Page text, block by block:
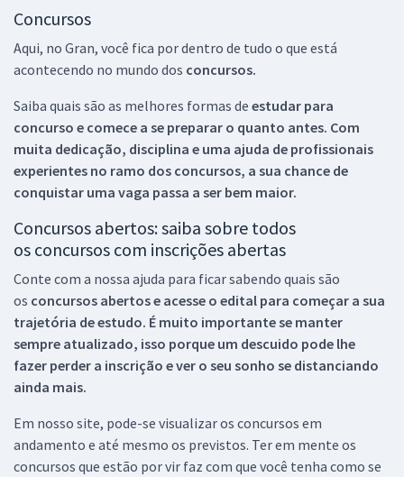
Concursos
Aqui, no Gran, você fica por dentro de tudo o que está
acontecendo no mundo dos concursos.
Saiba quais são as melhores formas de estudar para
concurso e comece a se preparar o quanto antes. Com
muita dedicação, disciplina e uma ajuda de profissionais
experientes no ramo dos concursos, a sua chance de
conquistar uma vaga passa a ser bem maior.
Concursos abertos: saiba sobre todos
os concursos com inscrições abertas
Conte com a nossa ajuda para ficar sabendo quais são
os concursos abertos e acesse o edital para começar a sua
trajetória de estudo. É muito importante se manter
sempre atualizado, isso porque um descuido pode lhe
fazer perder a inscrição e ver o seu sonho se distanciando
ainda mais.
Em nosso site, pode-se visualizar os concursos em
andamento e até mesmo os previstos. Ter em mente os
concursos que estão por vir faz com que você tenha como se